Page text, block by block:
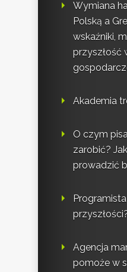
Wymiana
Polską a
wskaźniki,
przyszłość
Akademia
O czym
zarobić?
prowadzić
Agencja
pomoże w